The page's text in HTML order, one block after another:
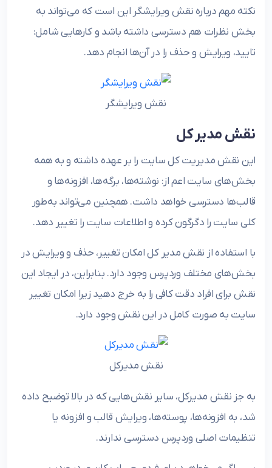
نکته مهم درباره نقش ویرایشگر این است که می‌تواند به
بخش نظرات هم دسترسی داشته باشد و کارهایی شامل:
تایید، ویرایش و حذف را در آن‌ها انجام دهد.
نقش ویرایشگر
نقش مدیر کل
این نقش مدیریت کل سایت را بر عهده داشته و به همه
بخش‌های سایت اعم از: نوشته‌ها، برگه‌ها، افزونه‌ها و
قالب‌ها دسترسی خواهد داشت. همچنین می‌تواند به‌طور
کلی سایت را دگرگون کرده و اطلاعات سایت را تغییر دهد.
با استفاده از نقش مدیر کل امکان تغییر، حذف و ویرایش در
بخش‌های مختلف وردپرس وجود دارد. بنابراین، در ایجاد این
نقش برای افراد دقت کافی را به خرج دهید زیرا امکان تغییر
سایت به صورت کامل در این نقش وجود دارد.
نقش مدیرکل
به جز نقش مدیرکل، سایر نقش‌هایی که در بالا توضیح داده
شد، به افزونه‌ها، پوسته‌ها، ویرایش قالب و افزونه یا
تنظیمات اصلی وردپرس دسترسی ندارند.